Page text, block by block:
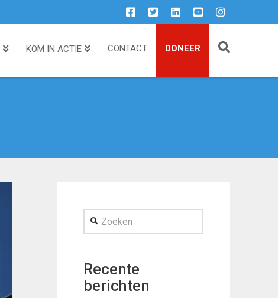
KOM IN ACTIE CONTACT DONEER
Zoeken
Recente
berichten